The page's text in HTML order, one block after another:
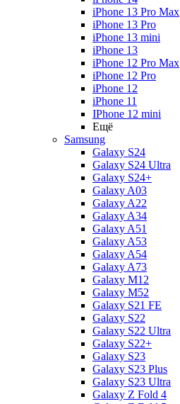
iPhone 13 Pro Max
iPhone 13 Pro
iPhone 13 mini
iPhone 13
iPhone 12 Pro Max
iPhone 12 Pro
iPhone 12
iPhone 11
IPhone 12 mini
Ещё
Samsung
Galaxy S24
Galaxy S24 Ultra
Galaxy S24+
Galaxy A03
Galaxy A22
Galaxy A34
Galaxy A51
Galaxy A53
Galaxy A54
Galaxy A73
Galaxy M12
Galaxy M52
Galaxy S21 FE
Galaxy S22
Galaxy S22 Ultra
Galaxy S22+
Galaxy S23
Galaxy S23 Plus
Galaxy S23 Ultra
Galaxy Z Fold 4